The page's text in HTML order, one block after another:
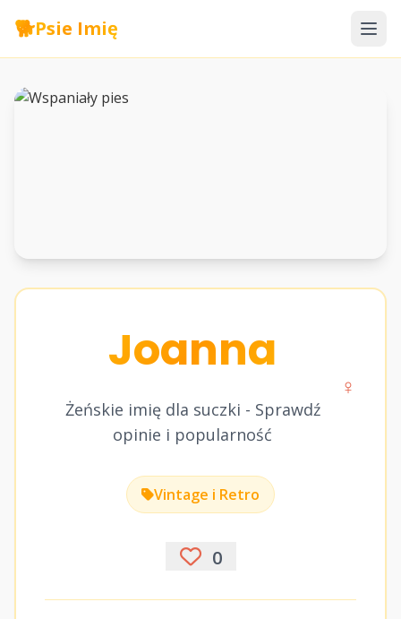
🐕Psie Imię
Joanna
Żeńskie imię dla suczki - Sprawdź
opinie i popularność
♀
Vintage i Retro
0